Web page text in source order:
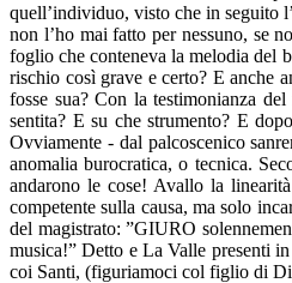
quell’individuo, visto che in seguito
non l’ho mai fatto per nessuno, se
foglio che conteneva la melodia del
rischio così grave e certo? E anche
fosse sua? Con la testimonianza
sentita? E su che strumento? E
Ovviamente - dal palcoscenico
anomalia burocratica, o tecnica.
andarono le cose! Avallo la
competente sulla causa, ma solo
del magistrato: ”GIURO
musica!” Detto e La Valle presenti
coi Santi, (figuriamoci col figlio di